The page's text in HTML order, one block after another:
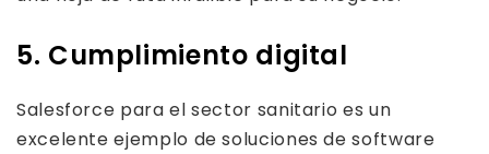
5. Cumplimiento digital
Salesforce para el sector sanitario es un
excelente ejemplo de soluciones de software